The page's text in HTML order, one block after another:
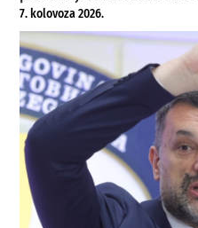
7. kolovoza 2026.